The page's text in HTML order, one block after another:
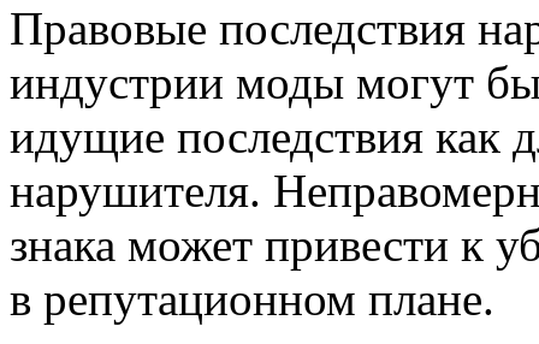
Правовые последствия
индустрии моды могут
идущие последствия как
нарушителя.
знака может привести к
в репутационном плане.